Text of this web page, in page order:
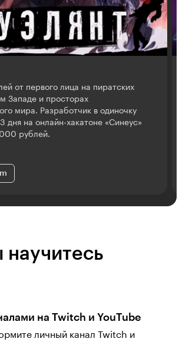
от первого лица на пиратских
Западе и просторах
мира. Разработчик в одиночку
дня на онлайн-хакатоне «Синеус»
рублей.
на Twitch и YouTube
личный канал Twitch и